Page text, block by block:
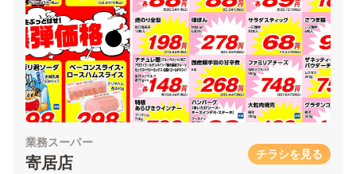
業務スーパー
寄居店 チラシを見る